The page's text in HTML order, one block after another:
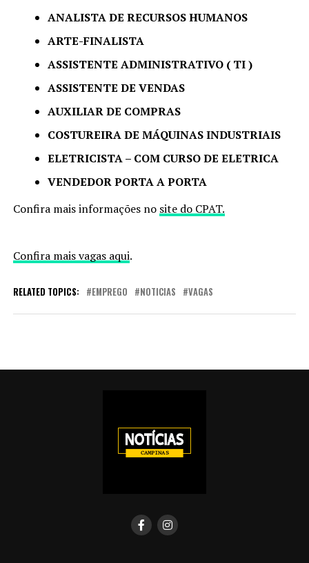
ANALISTA DE RECURSOS HUMANOS
ARTE-FINALISTA
ASSISTENTE ADMINISTRATIVO ( TI )
ASSISTENTE DE VENDAS
AUXILIAR DE COMPRAS
COSTUREIRA DE MÁQUINAS INDUSTRIAIS
ELETRICISTA – COM CURSO DE ELETRICA
VENDEDOR PORTA A PORTA
Confira mais informações no site do CPAT.
Confira mais vagas aqui.
RELATED TOPICS: EMPREGO NOTICIAS VAGAS